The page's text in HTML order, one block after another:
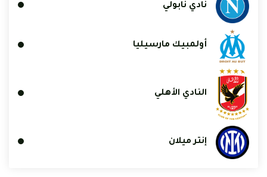
نادي نابولي
أولمبيك مارسيليا
النادي الأهلي
إنتر ميلان